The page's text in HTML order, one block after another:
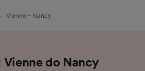
Vienne - Nancy
Vienne do Nancy